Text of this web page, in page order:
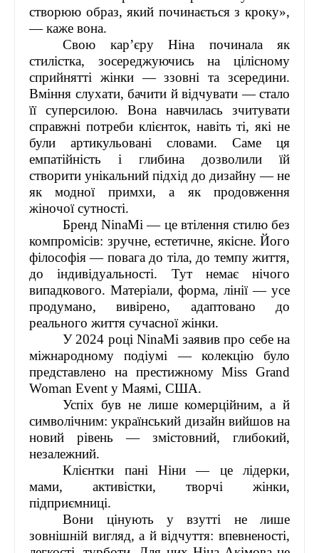
створюю образ, який починається з кроку»,
— каже вона.
Свою кар’єру Ніна починала як
стилістка, зосереджуючись на цілісному
сприйнятті жінки — ззовні та зсередини.
Вміння слухати, бачити й відчувати — стало
її суперсилою. Вона навчилась зчитувати
справжні потреби клієнток, навіть ті, які не
були артикульовані словами. Саме ця
емпатійність і глибина дозволили їй
створити унікальний підхід до дизайну — не
як модної примхи, а як продовження
жіночої сутності.
Бренд NinaMi — це втілення стилю без
компромісів: зручне, естетичне, якісне. Його
філософія — повага до тіла, до темпу життя,
до індивідуальності. Тут немає нічого
випадкового. Матеріали, форма, лінії — усе
продумано, вивірено, адаптовано до
реального життя сучасної жінки.
У 2024 році NinaMi заявив про себе на
міжнародному подіумі — колекцію було
представлено на престижному Miss Grand
Woman Event у Маямі, США.
Успіх був не лише комерційним, а й
символічним: український дизайн вийшов на
новий рівень — змістовний, глибокий,
незалежний.
Клієнтки пані Ніни — це лідерки,
мами, активістки, творчі жінки,
підприємниці.
Вони цінують у взутті не лише
зовнішній вигляд, а й відчуття: впевненості,